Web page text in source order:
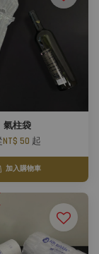
氣柱袋
NT$ 50 起
加入購物車